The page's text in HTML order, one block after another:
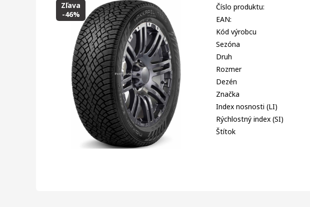
Zľava
-46%
Číslo produktu:
EAN:
Kód výrobcu
Sezóna
Druh
Rozmer
Dezén
Značka
Index nosnosti (LI)
Rýchlostný index (SI)
Štítok